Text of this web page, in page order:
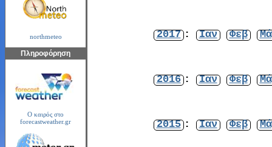
northmeteo
Πληροφόρηση
Ο καιρός στο
forecastweather.gr
2017 : Ιαν Φεβ
2016 : Ιαν Φεβ
2015 : Ιαν Φεβ